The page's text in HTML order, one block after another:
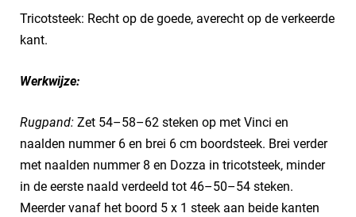
Tricotsteek: Recht op de goede, averecht op de verkeerde
kant.
Werkwijze:
Rugpand: Zet 54–58–62 steken op met Vinci en
naalden nummer 6 en brei 6 cm boordsteek. Brei verder
met naalden nummer 8 en Dozza in tricotsteek, minder
in de eerste naald verdeeld tot 46–50–54 steken.
Meerder vanaf het boord 5 x 1 steek aan beide kanten